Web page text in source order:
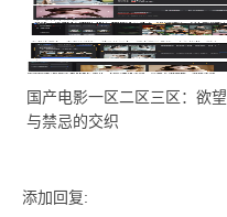
国产电影一区二区三区：欲望
与禁忌的交织
添加回复: